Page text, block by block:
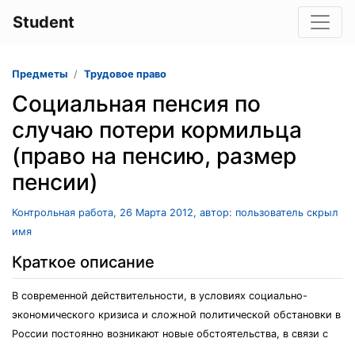
Student
Предметы Трудовое право
Социальная пенсия по
случаю потери кормильца
(право на пенсию, размер
пенсии)
Контрольная работа, 26 Марта 2012, автор: пользователь скрыл
имя
Краткое описание
В современной действительности, в условиях социально-
экономического кризиса и сложной политической обстановки в
России постоянно возникают новые обстоятельства, в связи с